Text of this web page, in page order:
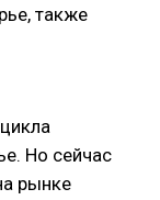
также
Но сейчас
рынке